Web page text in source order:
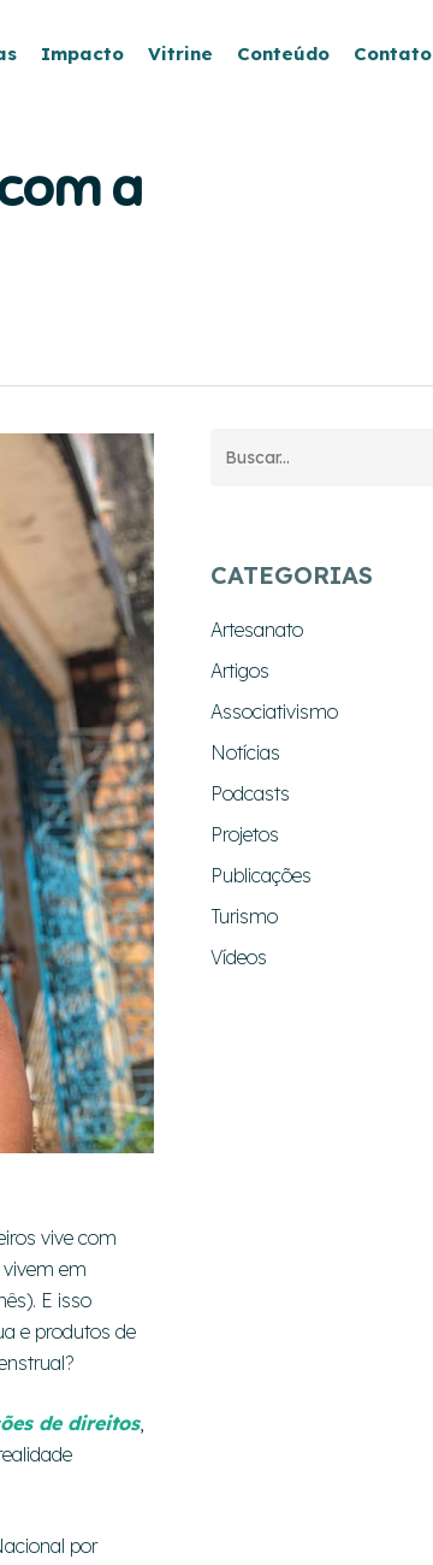
Impacto Vitrine Conteúdo Contato
a
vive com
em
E isso
e produtos de
de direitos,
por
CATEGORIAS
Artesanato
Artigos
Associativismo
Notícias
Podcasts
Projetos
Publicações
Turismo
Vídeos